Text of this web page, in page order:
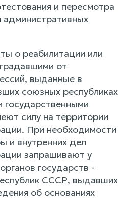
и пересмотра
о реабилитации или
от
выданные в
союзных республиках
силу на территории
При необходимости
и внутренних дел
запрашивают у
государств -
СССР, выдавших
об основаниях